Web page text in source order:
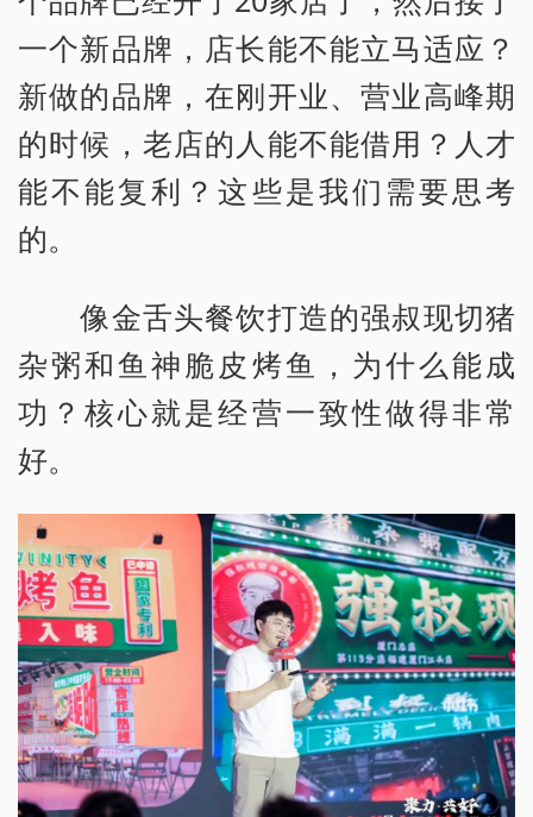
一个新品牌，店长能不能立马适应？
新做的品牌，在刚开业、营业高峰期
的时候，老店的人能不能借用？人才
能不能复利？这些是我们需要思考
的。
像金舌头餐饮打造的强叔现切猪
杂粥和鱼神脆皮烤鱼，为什么能成
功？核心就是经营一致性做得非常
好。